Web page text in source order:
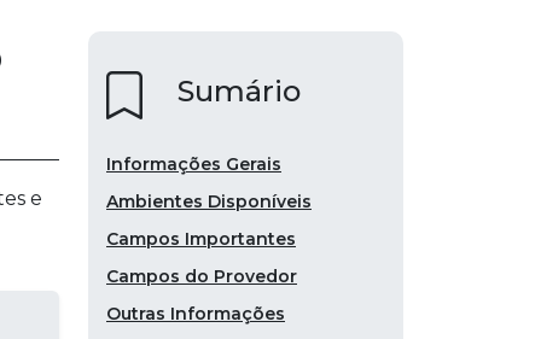
e
Sumário
Informações Gerais
Ambientes Disponíveis
Campos Importantes
Campos do Provedor
Outras Informações